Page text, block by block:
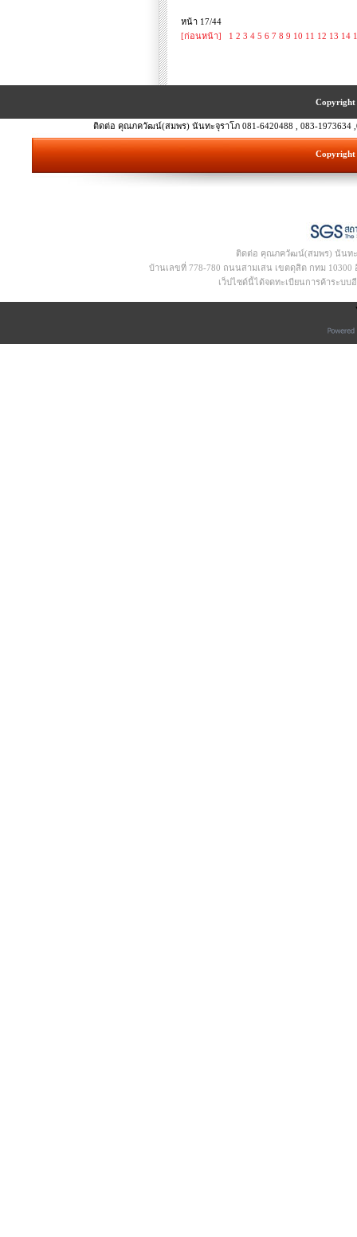
หน้า 17/44
[ก่อนหน้า]
1 2 3 4 5 6 7 8 9 10 11 12 13 14
Copyright
ติดต่อ คุณภควัฒน์(สมพร) นันทะจุราโภ 081-6420488 , 083-1973634
Copyright
ติดต่อ คุณภควัฒน์(สมพร) นันทะจุ
บ้านเลขที่ 778-780 ถนนสามเสน เขตดุสิต กทม 10300 อี
เว็ปไซด์นี้ได้จดทะเบียนการค้าระบบ